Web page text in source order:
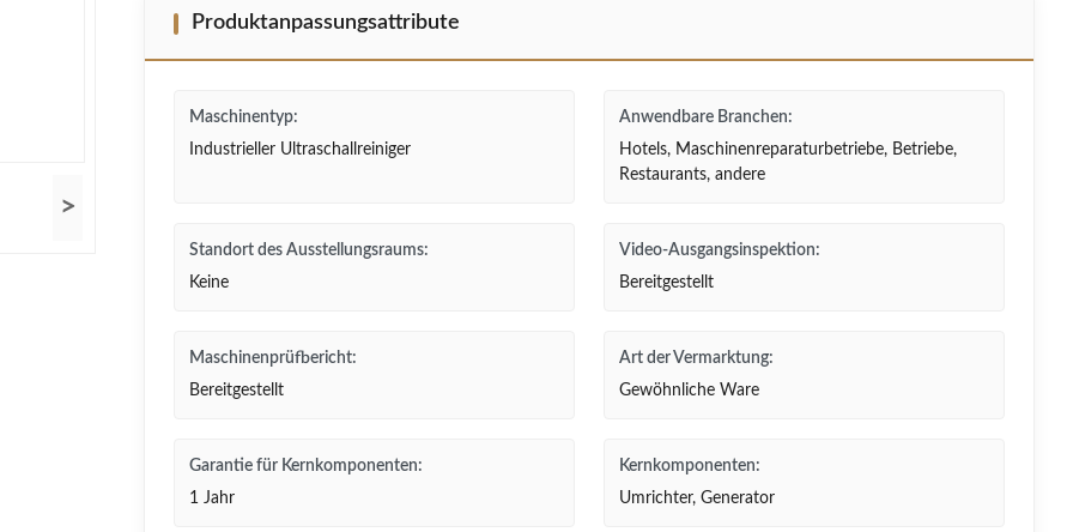
>
Produktanpassungsattribute
Maschinentyp:
Industrieller Ultraschallreiniger
Anwendbare Branchen:
Hotels, Maschinenreparaturbetriebe, Betriebe,
Restaurants, andere
Standort des Ausstellungsraums:
Keine
Video-Ausgangsinspektion:
Bereitgestellt
Maschinenprüfbericht:
Bereitgestellt
Art der Vermarktung:
Gewöhnliche Ware
Garantie für Kernkomponenten:
1 Jahr
Kernkomponenten:
Umrichter, Generator